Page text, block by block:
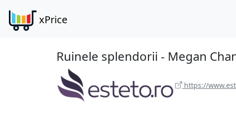
xPrice
Ruinele splendorii - Megan
https://